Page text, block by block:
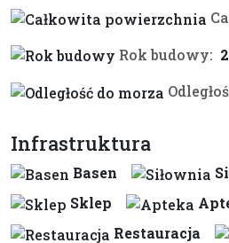
Rok budowy:
Infrastruktura
Basen
Sklep
Restauracja